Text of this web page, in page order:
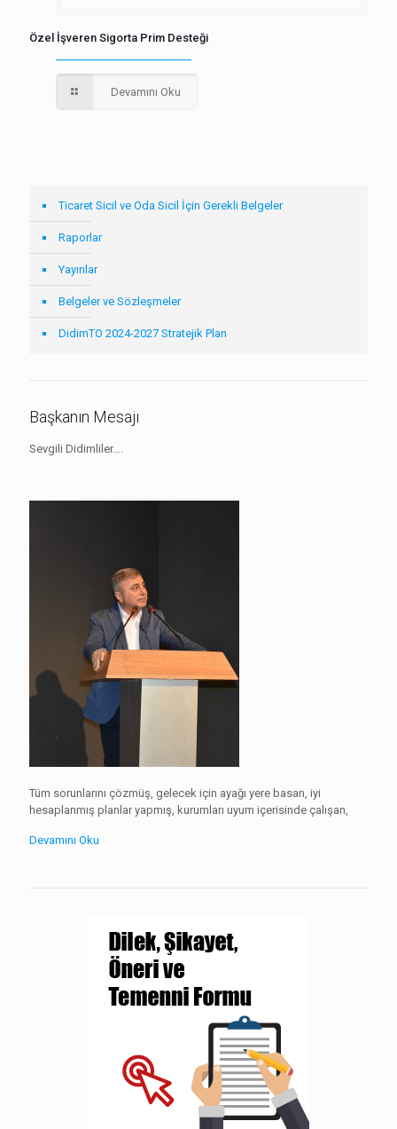
Özel İşveren Sigorta Prim Desteği
Devamını Oku
Ticaret Sicil ve Oda Sicil İçin Gerekli Belgeler
Raporlar
Yayınlar
Belgeler ve Sözleşmeler
DidimTO 2024-2027 Stratejik Plan
Başkanın Mesajı
Sevgili Didimliler….
Tüm sorunlarını çözmüş, gelecek için ayağı yere basan, iyi
hesaplanmış planlar yapmış, kurumları uyum içerisinde çalışan,
Devamını Oku